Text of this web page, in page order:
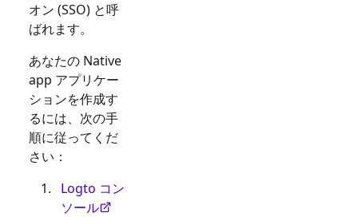
オン (SSO) と呼
ばれます。
あなたの Native
app アプリケー
ションを作成す
るには、次の手
順に従ってくだ
さい：
Logto コン
ソール